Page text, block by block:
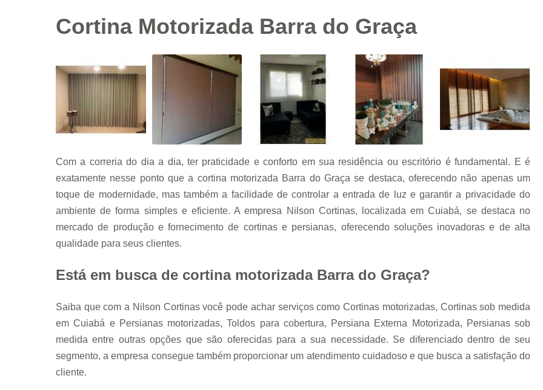
Papel de Parede para Quarto de
Persiana Automatizada
Persiana Automatizada
Persiana Elétrica Controle Remoto
Persiana Externa Motorizada
Persiana
Persiana Double Vision sob Medida
Persiana Horizontal sob Medida
Persiana
Persiana Romana sob Medida
Persiana sob Medida Mato Grosso
Tapete Felpudo sob Medida
Tapete
Tapete sob Medida Cuiabá
Tapetes sob Medida para Sala
Cortina Motorizada Barra do Graça
Com a correria do dia a dia, ter praticidade e conforto em sua residência ou escritório é fundamental. E é
exatamente nesse ponto que a cortina motorizada Barra do Graça se destaca, oferecendo não apenas um
toque de modernidade, mas também a facilidade de controlar a entrada de luz e garantir a privacidade do
ambiente de forma simples e eficiente. A empresa Nilson Cortinas, localizada em Cuiabá, se destaca no
mercado de produção e fornecimento de cortinas e persianas, oferecendo soluções inovadoras e de alta
qualidade para seus clientes.
Está em busca de cortina motorizada Barra do Graça?
Saiba que com a Nilson Cortinas você pode achar serviços como Cortinas motorizadas, Cortinas sob medida
em Cuiabá e Persianas motorizadas, Toldos para cobertura, Persiana Externa Motorizada, Persianas sob
medida entre outras opções que são oferecidas para a sua necessidade. Se diferenciado dentro de seu
segmento, a empresa consegue também proporcionar um atendimento cuidadoso e que busca a satisfação do
cliente.